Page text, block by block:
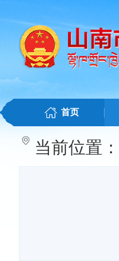
首页
当前位置：